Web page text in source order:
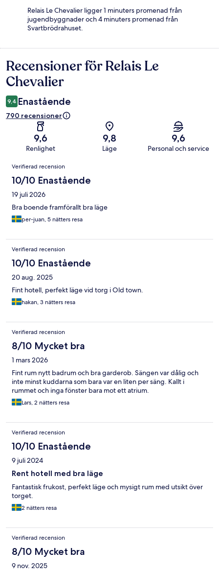
Relais Le Chevalier ligger 1 minuters promenad från
jugendbyggnader och 4 minuters promenad från
Svartbrödrahuset.
Recensioner
Recensioner för Relais Le
Chevalier
9,4 Enastående
790 recensioner
9,6
Renlighet
9,8
Läge
9,6
Personal och service
Recensioner
Verifierad recension
10/10 Enastående
19 juli 2026
Bra boende framförallt bra läge
per-juan, 5 nätters resa
Verifierad recension
10/10 Enastående
20 aug. 2025
Fint hotell, perfekt läge vid torg i Old town.
hakan, 3 nätters resa
Verifierad recension
8/10 Mycket bra
1 mars 2026
Fint rum nytt badrum och bra garderob. Sängen var dålig och
inte minst kuddarna som bara var en liten per säng. Kallt i
rummet och inga fönster bara mot ett atrium.
Lars, 2 nätters resa
Verifierad recension
10/10 Enastående
9 juli 2024
Rent hotell med bra läge
Fantastisk frukost, perfekt läge och mysigt rum med utsikt över
torget.
2 nätters resa
Verifierad recension
8/10 Mycket bra
9 nov. 2025